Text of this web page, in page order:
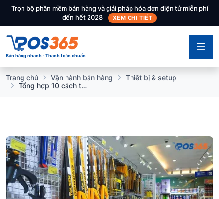
Trọn bộ phần mềm bán hàng và giải pháp hóa đơn điện tử miễn phí
đến hết 2028
XEM CHI TIẾT
Bán hàng nhanh - Thanh toán chuẩn
Trang chủ Vận hành bán hàng
Thiết bị & setup
Tổng hợp 10 cách trang trí cửa hàng điện gia dụng tối ưu nhất